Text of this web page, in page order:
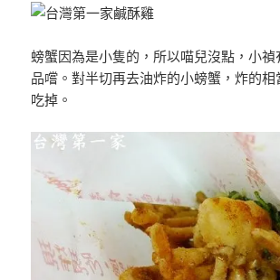
螃蟹因為是小隻的，所以喵兒沒點，小
品嚐。對半切再去油炸的小螃蟹，炸的
吃掉。